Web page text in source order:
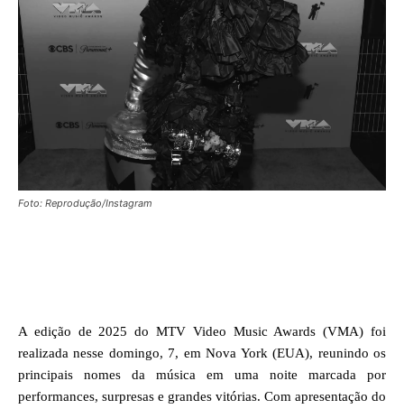
Foto: Reprodução/Instagram
A edição de 2025 do MTV Video Music Awards (VMA) foi
realizada nesse domingo, 7, em Nova York (EUA), reunindo os
principais nomes da música em uma noite marcada por
performances, surpresas e grandes vitórias. Com apresentação do